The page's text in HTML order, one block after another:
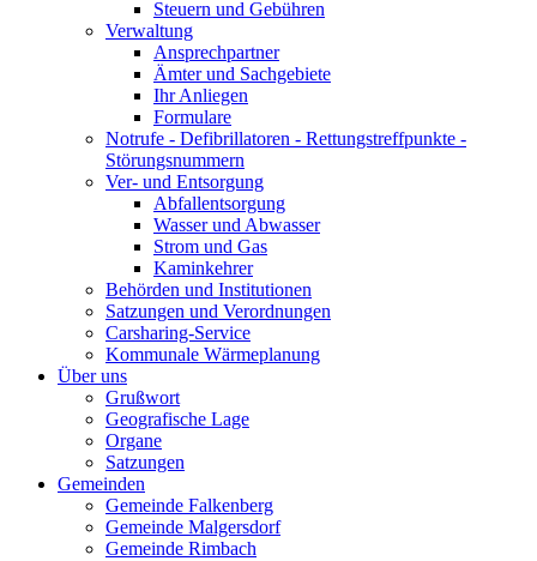
Steuern und Gebühren
Verwaltung
Ansprechpartner
Ämter und Sachgebiete
Ihr Anliegen
Formulare
Notrufe - Defibrillatoren - Rettungstreffpunkte -
Störungsnummern
Ver- und Entsorgung
Abfallentsorgung
Wasser und Abwasser
Strom und Gas
Kaminkehrer
Behörden und Institutionen
Satzungen und Verordnungen
Carsharing-Service
Kommunale Wärmeplanung
Über uns
Grußwort
Geografische Lage
Organe
Satzungen
Gemeinden
Gemeinde Falkenberg
Gemeinde Malgersdorf
Gemeinde Rimbach